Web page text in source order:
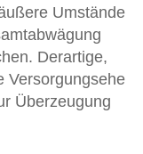
Umstände
Derartige,
Versorgungsehe
Überzeugung